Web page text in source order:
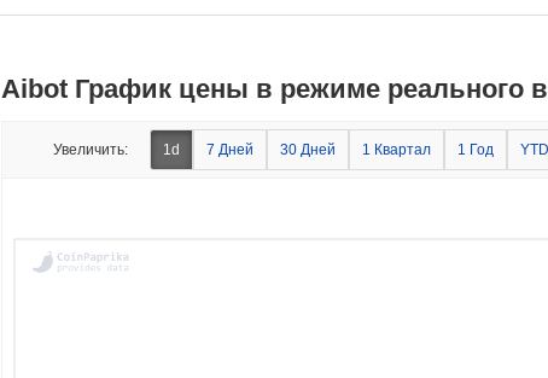
Aibot График цены в режиме реального
Увеличить: 1d 7 Дней 30 Дней 1 Квартал 1 Год YTD